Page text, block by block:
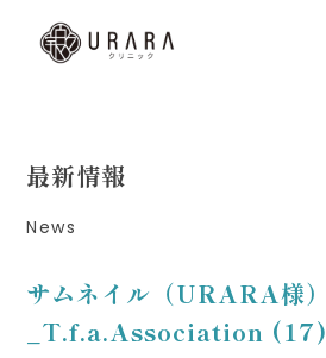
最新情報
News
サムネイル（URARA様）
_T.f.a.Association (17)